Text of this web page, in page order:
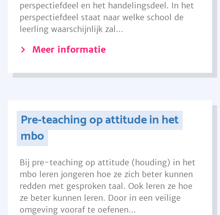
perspectiefdeel en het handelingsdeel. In het
perspectiefdeel staat naar welke school de
leerling waarschijnlijk zal...
Meer informatie
Pre-teaching op attitude in het
mbo
Bij pre-teaching op attitude (houding) in het
mbo leren jongeren hoe ze zich beter kunnen
redden met gesproken taal. Ook leren ze hoe
ze beter kunnen leren. Door in een veilige
omgeving vooraf te oefenen...